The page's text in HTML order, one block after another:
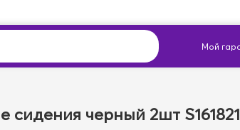
черный 2шт S161821